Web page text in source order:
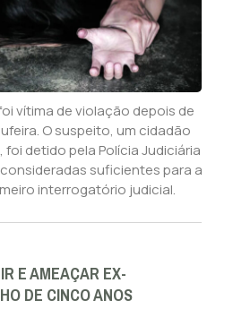
vítima de violação depois de
O suspeito, um cidadão
detido pela Polícia Judiciária
suficientes para a
interrogatório judicial.
E AMEAÇAR EX-
DE CINCO ANOS